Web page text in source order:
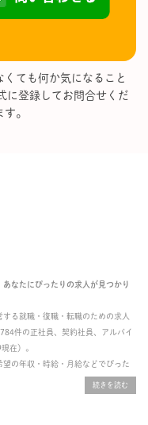
ても何か気になること
に登録してお問合せくだ
。
なたにぴったりの求人が見つかり
る就職・復職・転職のための求人
件の正社員、契約社員、アルバイ
在）。
の年収・時給・月給などでぴった
正規の求人情報です。応募いただい
職できます。